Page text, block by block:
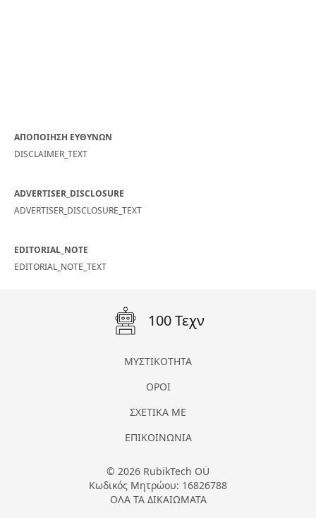
ΑΠΟΠΟΙΗΣΗ ΕΥΘΥΝΩΝ
DISCLAIMER_TEXT
ADVERTISER_DISCLOSURE
ADVERTISER_DISCLOSURE_TEXT
EDITORIAL_NOTE
EDITORIAL_NOTE_TEXT
100 Τεχν
ΜΥΣΤΙΚΟΤΗΤΑ
ΟΡΟΙ
ΣΧΕΤΙΚΑ ΜΕ
ΕΠΙΚΟΙΝΩΝΙΑ
© 2026 RubikTech OÜ
Κωδικός Μητρώου: 16826788
ΟΛΑ ΤΑ ΔΙΚΑΙΩΜΑΤΑ